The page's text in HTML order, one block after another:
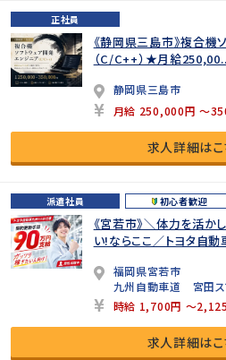
正社員
《静岡県三島市》複合機
（C/C++）★月給
静岡県三島市
月給 250,000円 ～
求人詳細はこ
派遣社員 初心者歓迎
《宮若市》＼体力を活か
い!ならここ／トヨタ自動
福岡県宮若市
九州自動車道 宮田ス
時給 1,700円 ～
求人詳細はこ